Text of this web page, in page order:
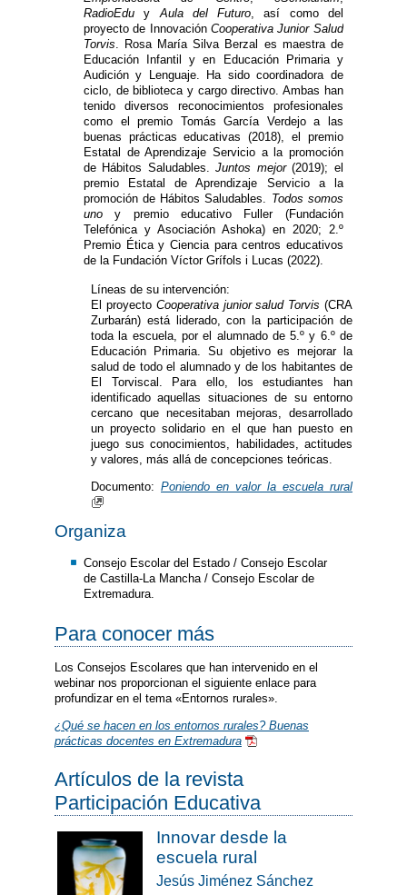
RadioEduy Aula del Futuro , así como del
proyecto de InnovaciónCooperativa Junior Salud
Torvis . Rosa María Silva Berzal es maestra de
Educación Infantil y en Educación Primaria y
Audición y Lenguaje. Ha sido coordinadora de
ciclo, de biblioteca y cargo directivo. Ambas han
tenido diversos reconocimientos profesionales
como el premio Tomás García Verdejo a las
buenas prácticas educativas (2018), el premio
Estatal de Aprendizaje Servicio a la promoción
de Hábitos Saludables.Juntos mejor(2019); el
premio Estatal de Aprendizaje Servicio a la
promoción de Hábitos Saludables. Todos somos
unoy premio educativo Fuller (Fundación
Telefónica y Asociación Ashoka) en 2020; 2.º
Premio Ética y Ciencia para centros educativos
de la Fundación Víctor Grífols i Lucas (2022).
Líneas de su intervención:
El proyecto Cooperativa junior salud Torvis (CRA
Zurbarán) está liderado, con la participación de
toda la escuela, por el alumnado de 5.º y 6.º de
Educación Primaria. Su objetivo es mejorar la
salud de todo el alumnado y de los habitantes de
El Torviscal. Para ello, los estudiantes han
identificado aquellas situaciones de su entorno
cercano que necesitaban mejoras, desarrollado
un proyecto solidario en el que han puesto en
juego sus conocimientos, habilidades, actitudes
y valores, más allá de concepciones teóricas.
Documento: Poniendo en valor la escuela rural
Organiza
Consejo Escolar del Estado / Consejo Escolar
de Castilla-La Mancha / Consejo Escolar de
Extremadura.
Para conocer más
Los Consejos Escolares que han intervenido en el
webinar nos proporcionan el siguiente enlace para
profundizar en el tema «Entornos rurales».
¿Qué se hacen en los entornos rurales? Buenas
prácticas docentes en Extremadura
Artículos de la revista
Participación Educativa
Innovar desde la
escuela rural
Jesús Jiménez Sánchez